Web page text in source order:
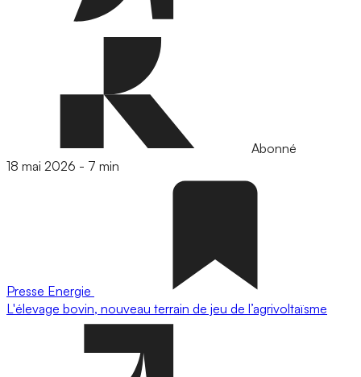
Abonné
18 mai 2026 - 7 min
Presse Energie
L'élevage bovin, nouveau terrain de jeu de l’agrivoltaïsme